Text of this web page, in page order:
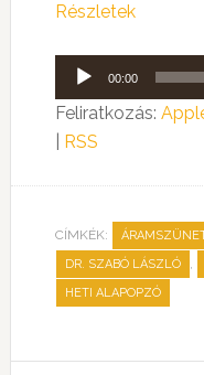
Részletek
Audió
lejátszó
00:00
Feliratkozás:
RSS
CÍMKÉK:
DR. SZABÓ LÁSZLÓ ,
HETI ALAPOPZÓ